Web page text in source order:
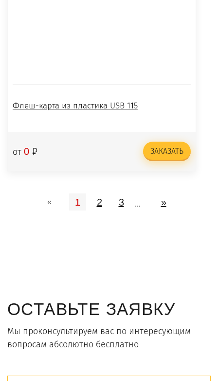
Флеш-карта из пластика USB 115
от 0 ₽ ЗАКАЗАТЬ
« 1 2 3 »
ОСТАВЬТЕ ЗАЯВКУ
Мы проконсультируем вас по интересующим
вопросам абсолютно бесплатно